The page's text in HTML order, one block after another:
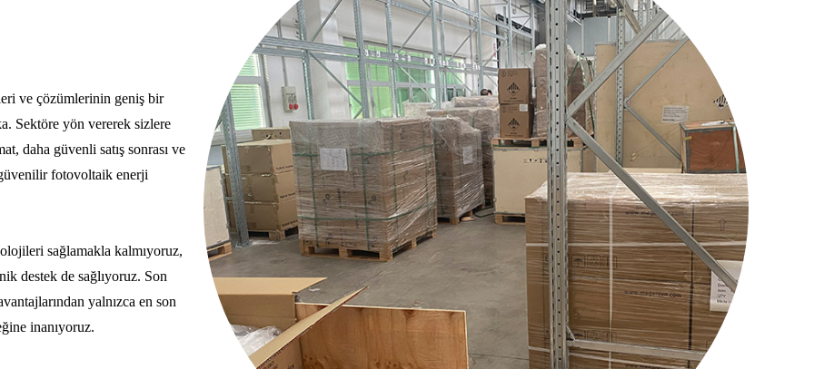
ve çözümlerinin geniş bir
Sektöre yön vererek sizlere
daha güvenli satış sonrası ve
fotovoltaik enerji
sağlamakla kalmıyoruz,
destek de sağlıyoruz. Son
yalnızca en son
inanıyoruz.